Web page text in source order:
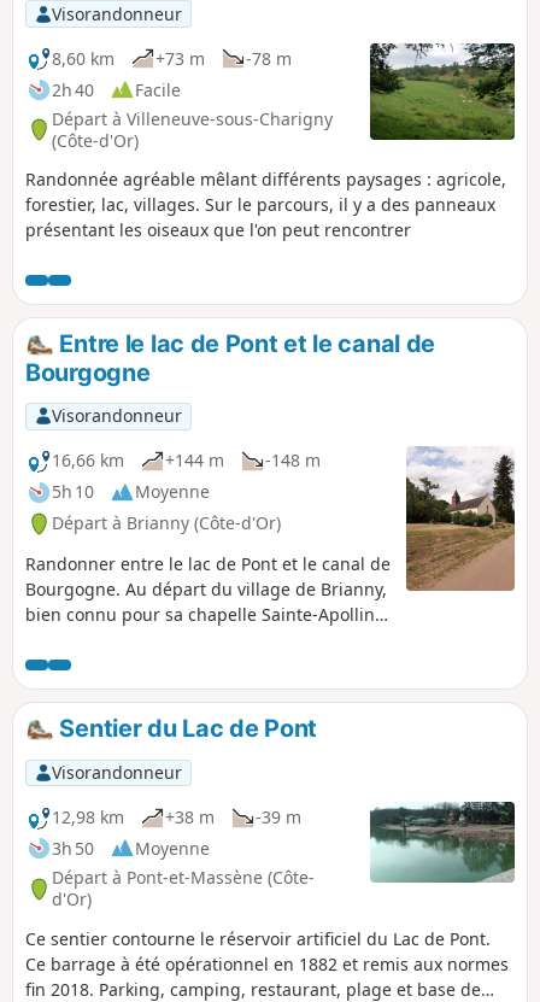
Visorandonneur
8,60 km
+73 m
-78 m
2h 40
Facile
Départ à Villeneuve-sous-Charigny
(Côte-d'Or)
Randonnée agréable mêlant différents paysages : agricole,
forestier, lac, villages. Sur le parcours, il y a des panneaux
présentant les oiseaux que l'on peut rencontrer
Entre le lac de Pont et le canal de
Bourgogne
Visorandonneur
16,66 km
+144 m
-148 m
5h 10
Moyenne
Départ à Brianny (Côte-d'Or)
Randonner entre le lac de Pont et le canal de
Bourgogne. Au départ du village de Brianny,
bien connu pour sa chapelle Sainte-Apolline
siècle, vous cheminerez ensuite sur une
partie du sentier Bibracte Alésia, dans les
villages de Montigny-sur-Armançon et
Villeneuve-sous-Charigny traversés par le
chemins des Oiseaux. La quiétude du canal
de Bourgogne vous accompagnera avant de
reprendre le sentier Bibracte Alésia pour un
retour sur Brianny.
Sentier du Lac de Pont
Visorandonneur
12,98 km
+38 m
-39 m
3h 50
Moyenne
Départ à Pont-et-Massène (Côte-
d'Or)
Ce sentier contourne le réservoir artificiel du Lac de Pont.
Ce barrage à été opérationnel en 1882 et remis aux normes
fin 2018. Parking, camping, restaurant, plage et base de